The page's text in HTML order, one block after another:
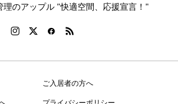
理のアップル "快適空間、応援宣言！"
ご入居者の方へ